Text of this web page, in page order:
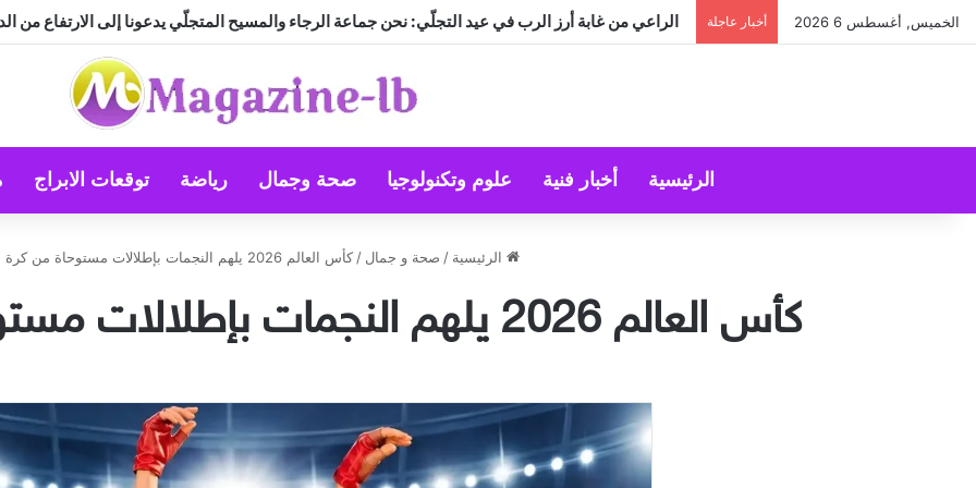
الخميس, أغسطس 6 2026 أخبار عاجلة الراعي من غابة أرز الرب في عيد التجلّي: نحن جماعة الرجاء والمسيح المتجلّي يدعونا إلى الارتفاع من
الرئيسية أخبار فنية علوم وتكنولوجيا صحة وجمال رياضة توقعات الابراج
الرئيسية / صحة و جمال / كأس العالم 2026 يلهم النجمات بإطلالات مستوحاة من كرة القدم
كأس العالم 2026 يلهم النجمات بإطلالات مستوحاة من كرة القدم